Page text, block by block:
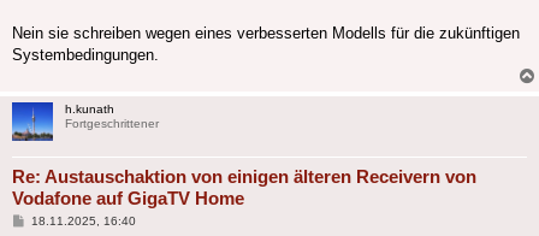
Nein sie schreiben wegen eines verbesserten Modells für die zukünftigen
Systembedingungen.
h.kunath
Fortgeschrittener
Re: Austauschaktion von einigen älteren Receivern von
Vodafone auf GigaTV Home
Beitrag
18.11.2025, 16:40